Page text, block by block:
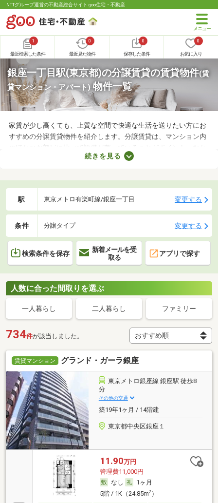
NTTグループ運営の不動産総合サイト goo住宅・不動産
1
最近検索した条件
0
最近見た物件
0
保存した条件
0
お気に入り
銀座一丁目駅(東京都)の分譲賃貸の賃貸物件(賃
貸マンション・アパート)物件一覧
家賃が少し高くても、上質な空間で快適な生活を送りたい方にお
すすめの分譲賃貸物件を紹介します。分譲賃貸は、マンション内
のほかのお部屋に比べて設備が整っていることがポイント。なか
には高級感のある内装に整えられた物件もあるので、グレードの
貸物件のなかから、気になるお部屋を見つけてくださいね。
続きを見る
駅 東京メトロ有楽町線/銀座一丁目 変更する
条件 分譲タイプ 変更する
検索条件を保存
新着メールを受
取る
アプリで探す
人数に合った間取りを選ぶ
一人暮らし 二人暮らし ファミリー
734件が該当しました。
賃貸マンション グランド・ガーラ銀座
東京メトロ銀座線 銀座駅 徒歩8
分
その他の交通
築19年1ヶ月 / 14階建
東京都中央区銀座１
11.90万円
管理費11,000円
なし
1ヶ月
5階 / 1K（24.85m2）